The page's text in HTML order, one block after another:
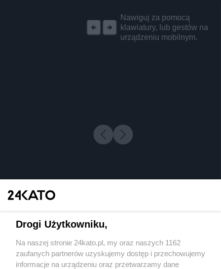
Nawiguj za pomocą
klawiatury, lub gestów na
urządzeniu mobilnym.
Wydawca mediów lokalnych
Drogi Użytkowniku,
Na naszej stronie 24kato.pl, my oraz naszych 1162
zaufanych partnerów uzyskujemy dostęp i przechowujemy
informacje na urządzeniu oraz przetwarzamy dane